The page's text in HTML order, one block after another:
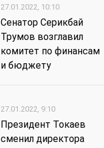
27.01.2022, 10:10
Сенатор Серикбай
Трумов возглавил
комитет по финансам
и бюджету
27.01.2022, 9:10
Президент Токаев
сменил директора